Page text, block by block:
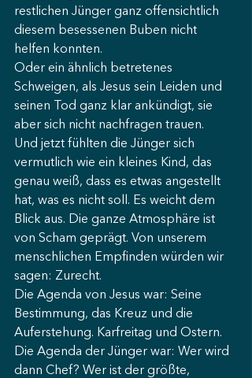
restlichen Jünger ganz offensichtlich
diesem besessenen Buben nicht
helfen konnten.
Oder ein ähnlich betretenes
Schweigen, als Jesus sein Leiden und
seinen Tod ganz klar ankündigt, sie
aber sich nicht nachfragen trauen.
Und jetzt fühlten die Jünger sich
vermutlich wie ein kleines Kind, das
genau weiß, dass es etwas angestellt
hat, was es nicht soll. Es weicht dem
Blick aus. Die ganze Atmosphäre ist
von Scham geprägt. Von unserem
menschlichen Empfinden würden wir
sagen: Zurecht.
Die Agenda von Jesus war: Seine
Bestimmung, das Kreuz und die
Auferstehung. Karfreitag und Ostern.
Die Agenda der Jünger war: Wer wird
dann Chef? Wer ist der größte,